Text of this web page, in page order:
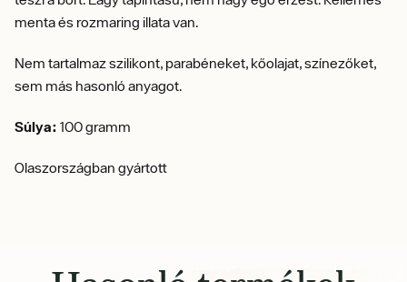
menta és rozmaring illata van.
Nem tartalmaz szilikont, parabéneket, kőolajat, színezőket,
sem más hasonló anyagot.
Súlya: 100 gramm
Olaszországban gyártott